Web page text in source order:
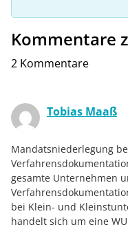
Kommentare
2 Kommentare
Tobias Maaß
Mandatsniederlegung
gesamte Unternehmen
bei Klein- und
handelt sich um eine